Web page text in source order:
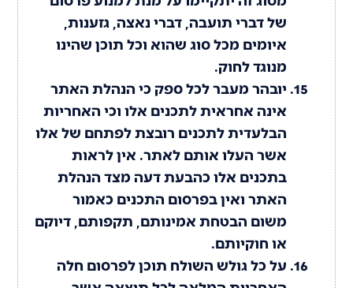
של דברי תועבה, דברי נאצה, גזענות,
איומים מכל סוג שהוא וכל תוכן שהינו
מנוגד לחוק.
יובהר מעבר לכל ספק כי הנהלת האתר
אינה אחראית לתכנים אלו וכי האחריות
הבלעדית לתכנים רובצת לפתחם של אלו
אשר העלו אותם לאתר. אין לראות
בתכנים אלו כהבעת דעה מצד הנהלת
האתר ואין בפרסום התכנים כאמור
משום הבטחת אמינותם, תקפותם, דיוקם
או חוקיותם.
על כל גולש השולח תוכן לפרסום חלה